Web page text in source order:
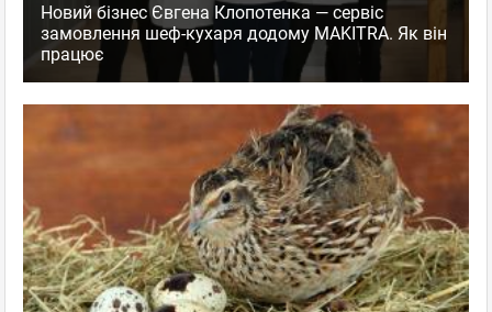
Новий бізнес Євгена Клопотенка — сервіс
замовлення шеф-кухаря додому MAKITRA. Як він
працює